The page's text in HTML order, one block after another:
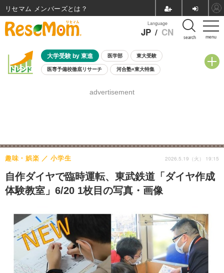
menu
Language
JP / CN search
大学受験 by 東進 医学部 東大受験
医専予備校徹底リサーチ 河合塾×東大特集
8月開催学校説明会・相談会
advertisement
自作ダイヤで臨時運転、東武鉄道「ダイヤ作成
体験教室」6/20 1枚目の写真・画像
趣味・娯楽 小学生 2026.5.19（火） 19:15
リセマム メンバーズ